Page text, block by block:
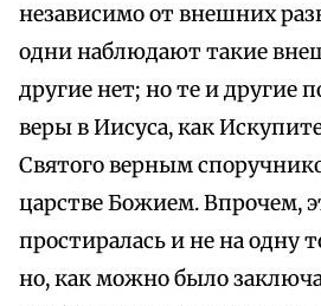
независимо от внешних
одни наблюдают такие
другие нет; но те и другие
веры в Иисуса, как
Святого верным
царстве Божием. Впрочем,
простиралась и не на одну
но, как можно было